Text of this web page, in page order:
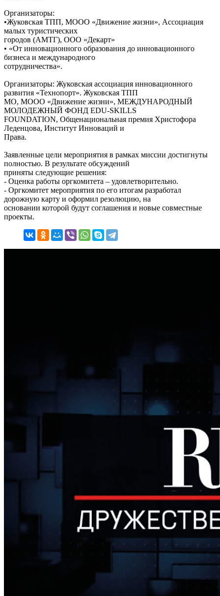
Организаторы:
•Жуковская ТПП, МООО «Движение жизни», Ассоциация
малых туристических
городов (АМТГ), ООО «Декарт»
• «От инновационного образования до инновационного
бизнеса и международного
сотрудничества».
Организаторы: Жуковская ассоциация инновационного
развития «Технопорт». Жуковская ТПП
МО, МООО «Движение жизни», МЕЖДУНАРОДНЫЙ
МОЛОДЕЖНЫЙ ФОНД EDU-SKILLS
FOUNDATION, Общенациональная премия Христофора
Леденцова, Институт Инноваций и
Права.
Заявленные цели мероприятия в рамках миссии достигнуты
полностью. В результате обсуждений
приняты следующие решения:
- Оценка работы оргкомитета – удовлетворительно.
- Оргкомитет мероприятия по его итогам разработал
дорожную карту и оформил резолюцию, на
основании которой будут соглашения и новые совместные
проекты.